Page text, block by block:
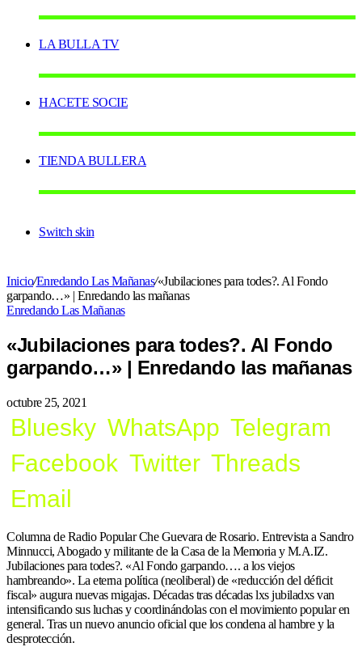
LA BULLA TV
HACETE SOCIE
TIENDA BULLERA
Switch skin
Inicio/Enredando Las Mañanas/«Jubilaciones para todes?. Al Fondo
garpando…» | Enredando las mañanas
Enredando Las Mañanas
«Jubilaciones para todes?. Al Fondo
garpando…» | Enredando las mañanas
octubre 25, 2021
Bluesky WhatsApp Telegram
Facebook Twitter Threads
Email
Columna de Radio Popular Che Guevara de Rosario. Entrevista a Sandro
Minnucci, Abogado y militante de la Casa de la Memoria y M.A.IZ.
Jubilaciones para todes?. «Al Fondo garpando…. a los viejos
hambreando». La eterna política (neoliberal) de «reducción del déficit
fiscal» augura nuevas migajas. Décadas tras décadas lxs jubiladxs van
intensificando sus luchas y coordinándolas con el movimiento popular en
general. Tras un nuevo anuncio oficial que los condena al hambre y la
desprotección.